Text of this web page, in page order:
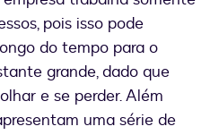
pois isso pode
do tempo para o
grande, dado que
e se perder. Além
uma série de